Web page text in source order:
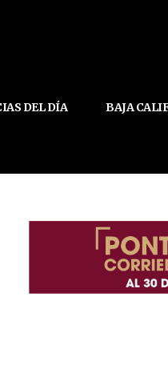
DEL DÍA BAJA